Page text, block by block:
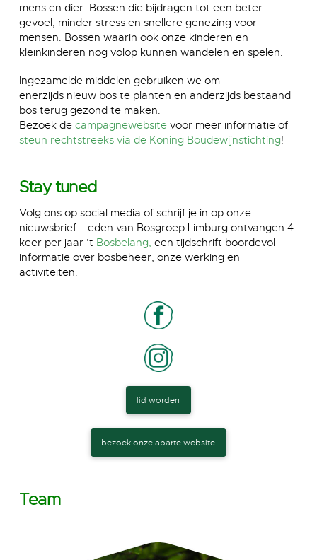
mens en dier. Bossen die bijdragen tot een beter
gevoel, minder stress en snellere genezing voor
mensen. Bossen waarin ook onze kinderen en
kleinkinderen nog volop kunnen wandelen en spelen.
Ingezamelde middelen gebruiken we om
enerzijds nieuw bos te planten en anderzijds bestaand
bos terug gezond te maken.
Bezoek de campagnewebsitevoor meer informatie of
steun rechtstreeks via de Koning Boudewijnstichting!
Stay tuned
Volg ons op social media of schrijf je in op onze
nieuwsbrief. Leden van Bosgroep Limburg ontvangen 4
keer per jaar ’t Bosbelang, een tijdschrift boordevol
informatie over bosbeheer, onze werking en
activiteiten.
lid worden
bezoek onze aparte website
Team